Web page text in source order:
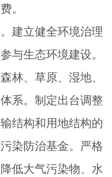
。
建立健全环境治理
与生态环境建设。
林、草原、湿地、
系。制定出台调整
结构和用地结构的
染防治基金。严格
低大气污染物、水